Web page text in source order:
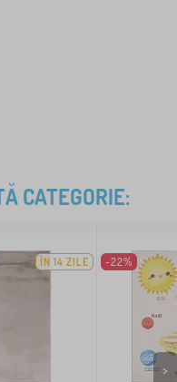
CATEGORIE:
ÎN 14 ZILE -22%
>